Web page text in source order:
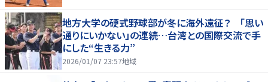
地方大学の硬式野球部が冬に海外遠征？ 「思い
通りにいかない」の連続…台湾との国際交流で手
にした“生きる力”
2026/01/07 23:57地域